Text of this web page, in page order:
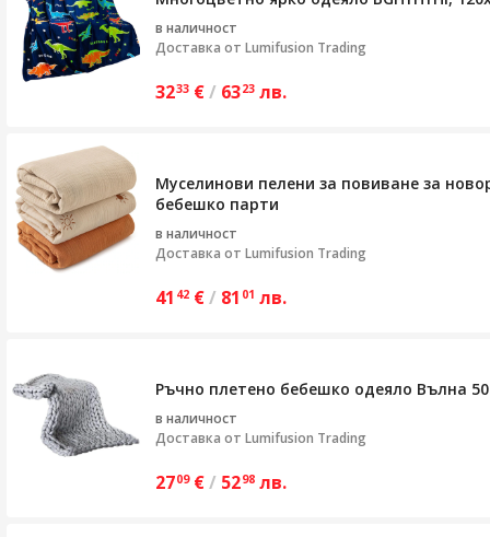
в наличност
Доставка от Lumifusion Trading
3233 €/ 6323 лв.
Муселинови пелени за повиване за
бебешко парти
в наличност
Доставка от Lumifusion Trading
41 42 €/ 81 01 лв.
Ръчно плетено бебешко одеяло Вълна
в наличност
Доставка от Lumifusion Trading
2709 €/ 5298 лв.